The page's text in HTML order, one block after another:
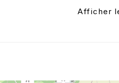
Auteur
Afficher